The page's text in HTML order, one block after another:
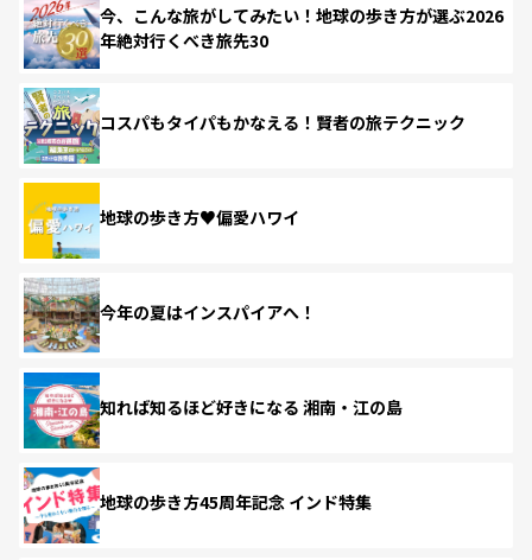
今、こんな旅がしてみたい！地球の歩き方が選ぶ2026
年絶対行くべき旅先30
コスパもタイパもかなえる！賢者の旅テクニック
地球の歩き方♥偏愛ハワイ
今年の夏はインスパイアへ！
知れば知るほど好きになる 湘南・江の島
地球の歩き方45周年記念 インド特集